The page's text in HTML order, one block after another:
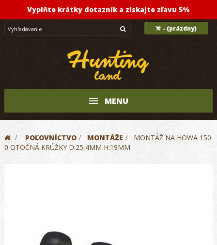
Vyplňte krátky dotazník a získajte zľavu 5%
- (prázdny)
MENU
> POĽOVNÍCTVO > MONTÁŽE >
MONTÁŽ NA HOWA 150
0 OTOČNÁ,KRÚŽKY D:25,4MM H:19MM